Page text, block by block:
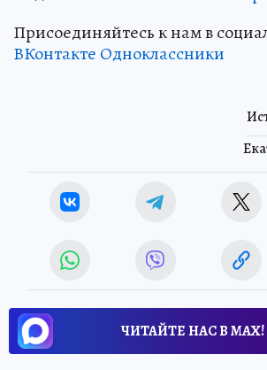
Присоединяйтесь к нам в
ВКонтакте Одноклассники
ЧИТАЙТЕ НАС В МАХ!